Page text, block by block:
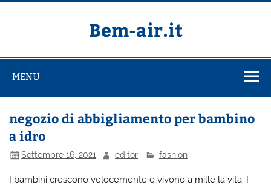
Salta
Bem-air.it
MENU
negozio di abbigliamento per bambino
a idro
Settembre 16, 2021 editor fashion
I bambini crescono velocemente e vivono a mille la vita. I